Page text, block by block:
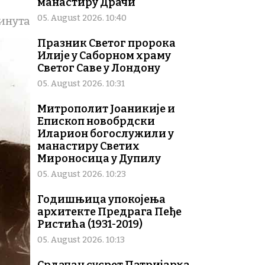
05. August 2026. 10:40
Празник Светог пророка
Илије у Саборном храму
Светог Саве у Лондону
05. August 2026. 10:31
Митрополит Јоаникије и
Епископ новобрдски
Иларион богослужили у
манастиру Светих
Мироносица у Дупилу
05. August 2026. 10:23
Годишњица упокојења
архитекте Предрага Пеђе
Ристића (1931-2019)
05. August 2026. 10:13